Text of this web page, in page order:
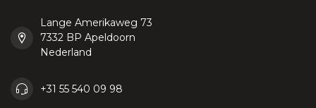
Lange Amerikaweg 73
7332 BP Apeldoorn
Nederland
+31 55 540 09 98